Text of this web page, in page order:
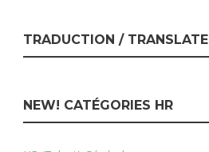
TRADUCTION / TRANSLATE
NEW! CATÉGORIES HR